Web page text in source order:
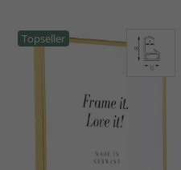
Topseller